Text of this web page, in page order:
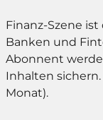
Finanz-Szene
Banken und
Abonnent
Inhalten sichern.
Monat).